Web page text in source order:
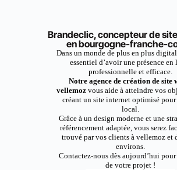
Brandeclic, concepteur de
en bourgogne-franche-
Dans un monde de plus en plus
essentiel d’avoir une présence en
professionnelle et efficace.
Notre agence de création de site
vellemoz vous aide à atteindre vos
créant un site internet optimisé pour
local.
Grâce à un design moderne et une
référencement adaptée, vous serez
trouvé par vos clients à vellemoz et
environs.
Contactez-nous dès aujourd’hui
de votre projet !